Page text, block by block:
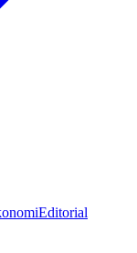
Editorial